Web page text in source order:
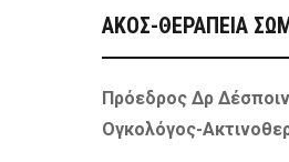
ΑΚΟΣ-ΘΕΡΑΠΕΙΑ
Πρόεδρος Δρ
Ογκολόγος-